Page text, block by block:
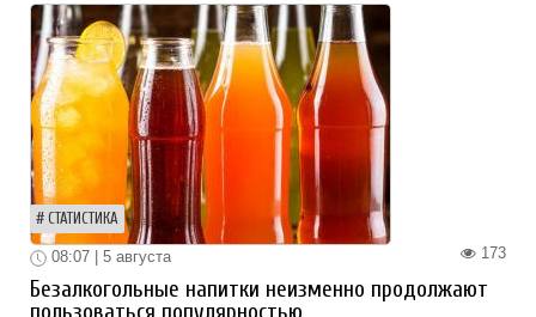
СТАТИСТИКА
173
08:07 | 5 августа
Безалкогольные напитки неизменно продолжают